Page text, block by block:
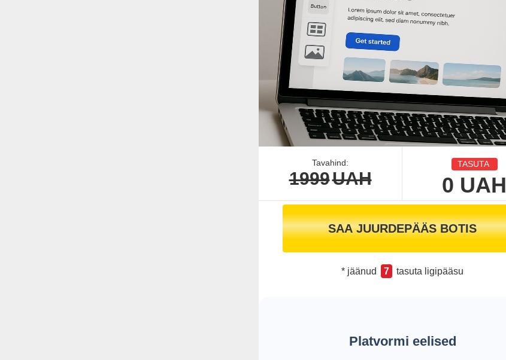
Tavahind:
1999UAH
TASUTA
0 UAH
SAA JUURDEPÄÄS BOTIS
* jäänud 7 tasuta ligipääsu
Platvormi eelised